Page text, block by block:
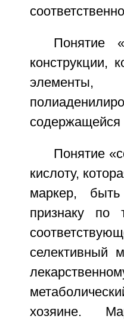
Понятие
конструкции,
содержащейся
Понятие
кислоту,
маркер,
признаку по
селективный
хозяине.